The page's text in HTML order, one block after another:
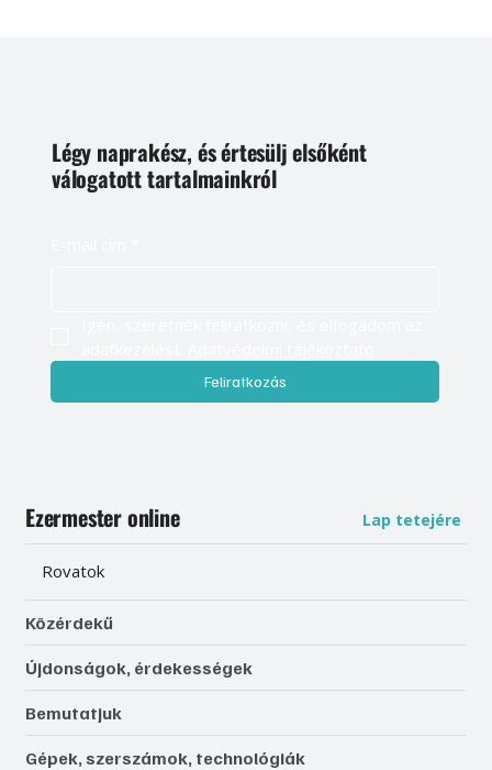
Légy naprakész, és értesülj elsőként
válogatott tartalmainkról
Feliratkozás
Ezermester online Lap tetejére
Rovatok
Közérdekű
Újdonságok, érdekességek
Bemutatjuk
Gépek, szerszámok, technológiák